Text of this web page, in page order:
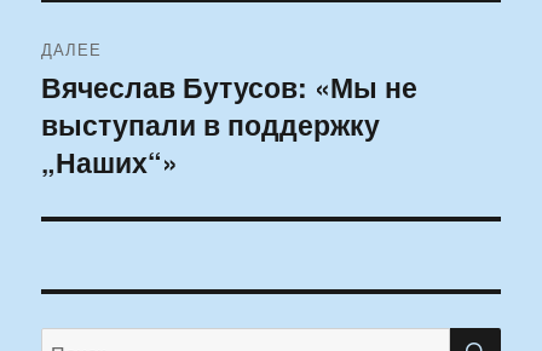
ДАЛЕЕ
Следующая
запись:
Вячеслав Бутусов: «Мы не
выступали в поддержку
„Наших“»
Искать: